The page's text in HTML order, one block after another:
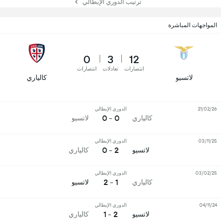
ترتيب الدوري الإيطالي
المواجهات المباشرة
لاتسيو
12
انتصارات
3
تعادلات
0
انتصارات
كالياري
كالياري
الدوري الإيطالي
0 - 0 لاتسيو
21/02/26
لاتسيو
الدوري الإيطالي
2 - 0 كالياري
03/11/25
كالياري
الدوري الإيطالي
1 - 2 لاتسيو
03/02/25
لاتسيو
الدوري الإيطالي
2 - 1 كالياري
04/11/24